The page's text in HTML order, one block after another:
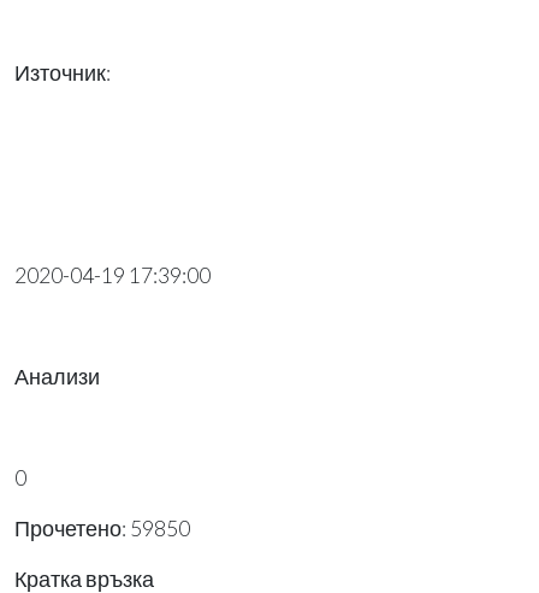
Източник:
2020-04-19 17:39:00
Анализи
0
Прочетено: 59850
Кратка връзка